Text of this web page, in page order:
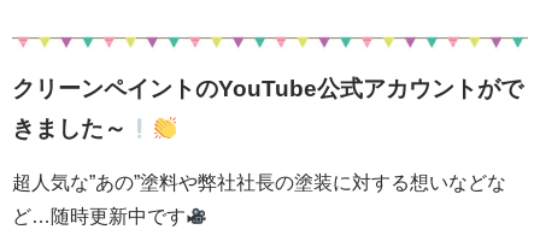
クリーンペイントのYouTube公式アカウントがで
きました～
超人気な”あの”塗料や弊社社長の塗装に対する想いなどな
ど…随時更新中です